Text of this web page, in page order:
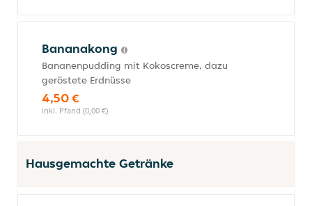
Bananakong
Bananenpudding mit Kokoscreme, dazu
geröstete Erdnüsse
4,50 €
inkl. Pfand (0,00 €)
Hausgemachte Getränke